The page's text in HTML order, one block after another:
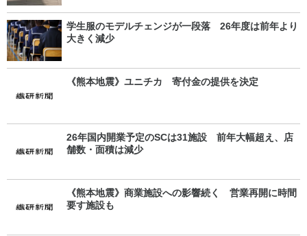
学生服のモデルチェンジが一段落 26年度は前年より
大きく減少
《熊本地震》ユニチカ 寄付金の提供を決定
26年国内開業予定のSCは31施設 前年大幅超え、店
舗数・面積は減少
《熊本地震》商業施設への影響続く 営業再開に時間
要す施設も